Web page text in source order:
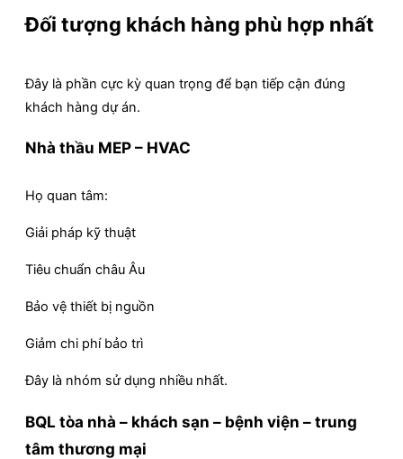
Đối tượng khách hàng phù hợp nhất
Đây là phần cực kỳ quan trọng để bạn tiếp cận đúng
khách hàng dự án.
Nhà thầu MEP – HVAC
Họ quan tâm:
Giải pháp kỹ thuật
Tiêu chuẩn châu Âu
Bảo vệ thiết bị nguồn
Giảm chi phí bảo trì
Đây là nhóm sử dụng nhiều nhất.
BQL tòa nhà – khách sạn – bệnh viện – trung
tâm thương mại